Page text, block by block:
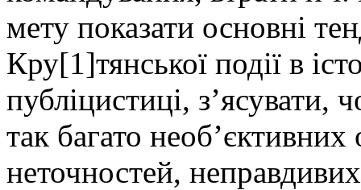
мету показати основні
Кру[1]тянської події в
публіцистиці, з’ясувати,
так багато
неточностей,